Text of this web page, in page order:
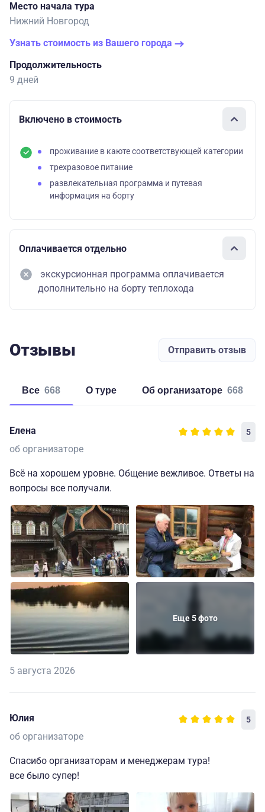
Место начала тура
Нижний Новгород
Узнать стоимость из Вашего города
Продолжительность
9 дней
Включено в стоимость
проживание в каюте соответствующей категории
трехразовое питание
развлекательная программа и путевая
информация на борту
Оплачивается отдельно
экскурсионная программа оплачивается
дополнительно на борту теплохода
Отзывы Отправить отзыв
Все 668 о туре об организаторе 668
Елена 5
об организаторе
Всё на хорошем уровне. Общение вежливое. Ответы на
вопросы все получали.
Еще 5 фото
5 августа 2026
Юлия 5
об организаторе
Спасибо организаторам и менеджерам тура!
все было супер!